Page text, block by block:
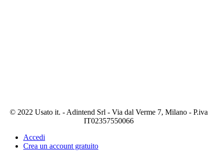
© 2022 Usato it. - Adintend Srl - Via dal Verme 7, Milano - P.iva
IT02357550066
Accedi
Crea un account gratuito